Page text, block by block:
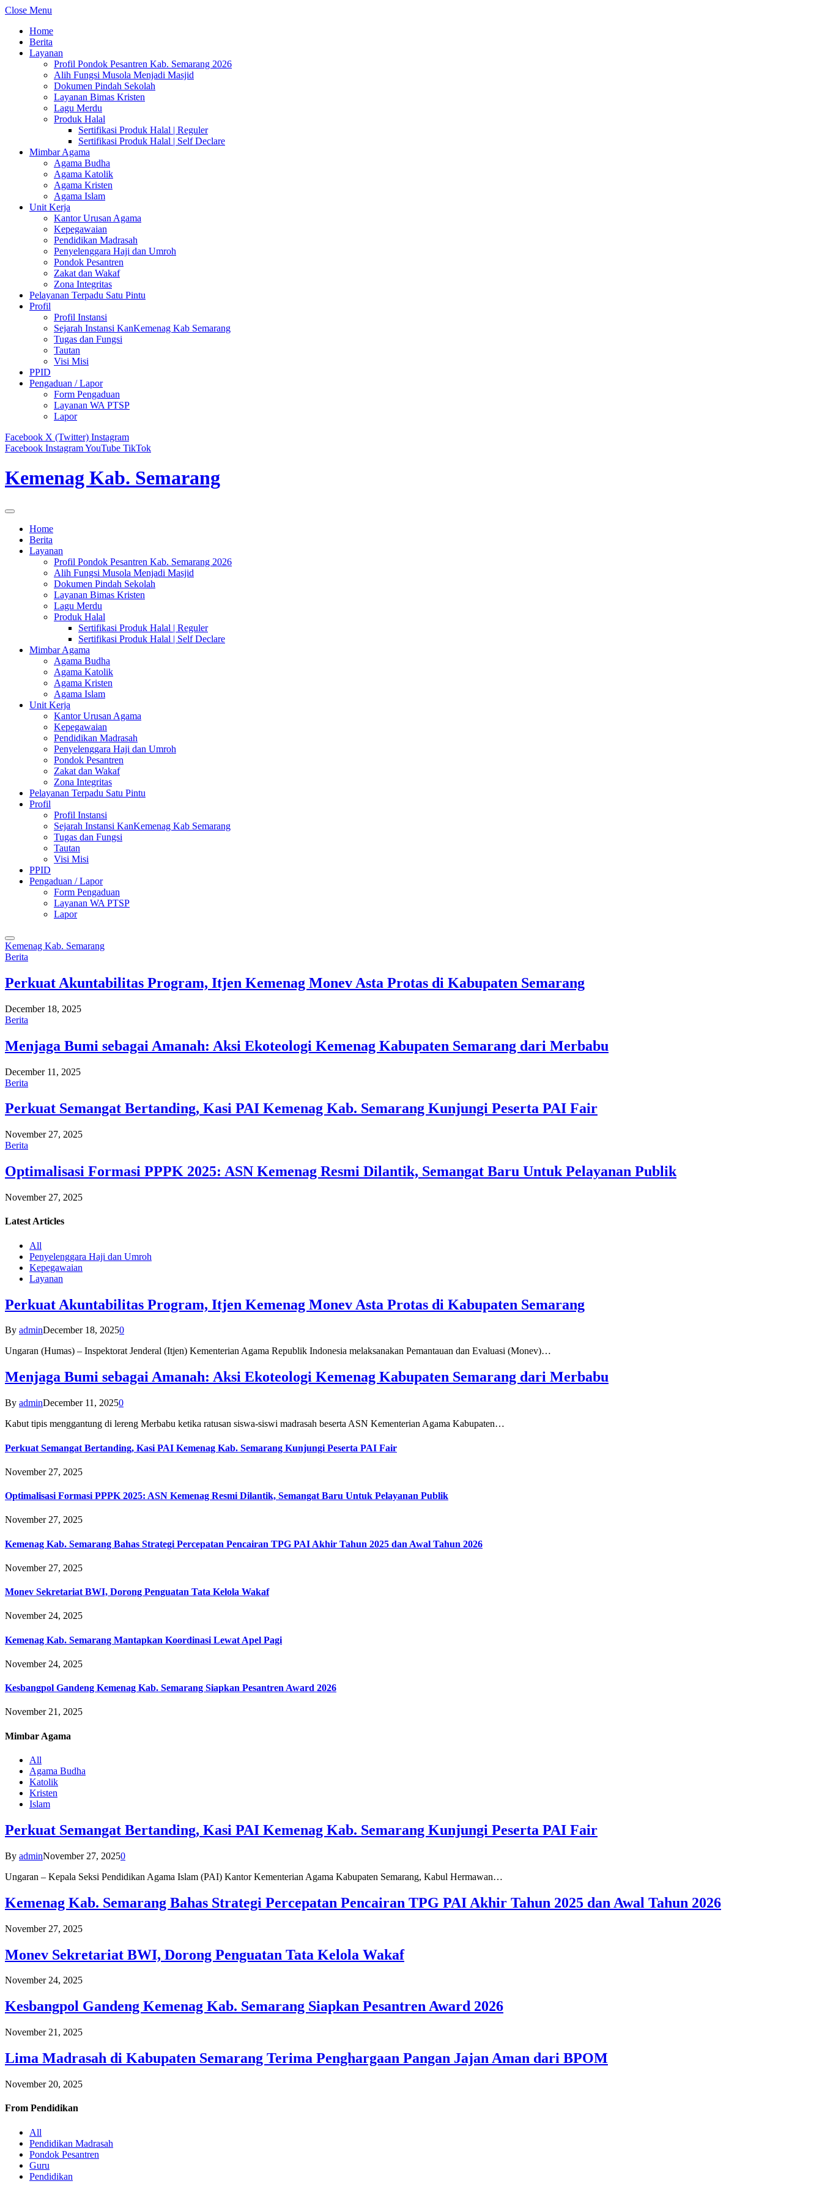
Close Menu
Home
Berita
Layanan
Profil Pondok Pesantren Kab. Semarang 2026
Alih Fungsi Musola Menjadi Masjid
Dokumen Pindah Sekolah
Layanan Bimas Kristen
Lagu Merdu
Produk Halal
Sertifikasi Produk Halal | Reguler
Sertifikasi Produk Halal | Self Declare
Mimbar Agama
Agama Budha
Agama Katolik
Agama Kristen
Agama Islam
Unit Kerja
Kantor Urusan Agama
Kepegawaian
Pendidikan Madrasah
Penyelenggara Haji dan Umroh
Pondok Pesantren
Zakat dan Wakaf
Zona Integritas
Pelayanan Terpadu Satu Pintu
Profil
Profil Instansi
Sejarah Instansi KanKemenag Kab Semarang
Tugas dan Fungsi
Tautan
Visi Misi
PPID
Pengaduan / Lapor
Form Pengaduan
Layanan WA PTSP
Lapor
Facebook X (Twitter) Instagram
Facebook InstagramYouTube TikTok
Kemenag Kab. Semarang
Home
Berita
Layanan
Profil Pondok Pesantren Kab. Semarang 2026
Alih Fungsi Musola Menjadi Masjid
Dokumen Pindah Sekolah
Layanan Bimas Kristen
Lagu Merdu
Produk Halal
Sertifikasi Produk Halal | Reguler
Sertifikasi Produk Halal | Self Declare
Mimbar Agama
Agama Budha
Agama Katolik
Agama Kristen
Agama Islam
Unit Kerja
Kantor Urusan Agama
Kepegawaian
Pendidikan Madrasah
Penyelenggara Haji dan Umroh
Pondok Pesantren
Zakat dan Wakaf
Zona Integritas
Pelayanan Terpadu Satu Pintu
Profil
Profil Instansi
Sejarah Instansi KanKemenag Kab Semarang
Tugas dan Fungsi
Tautan
Visi Misi
PPID
Pengaduan / Lapor
Form Pengaduan
Layanan WA PTSP
Lapor
Kemenag Kab. Semarang
Berita
Perkuat Akuntabilitas Program, Itjen Kemenag Monev Asta Protas di Kabupaten Semarang
December 18, 2025
Berita
Menjaga Bumi sebagai Amanah: Aksi Ekoteologi Kemenag Kabupaten Semarang dari Merbabu
December 11, 2025
Berita
Perkuat Semangat Bertanding, Kasi PAI Kemenag Kab. Semarang Kunjungi Peserta PAI Fair
November 27, 2025
Berita
Optimalisasi Formasi PPPK 2025: ASN Kemenag Resmi Dilantik, Semangat Baru Untuk Pelayanan Publik
November 27, 2025
Latest Articles
All
Penyelenggara Haji dan Umroh
Kepegawaian
Layanan
Perkuat Akuntabilitas Program, Itjen Kemenag Monev Asta Protas di Kabupaten Semarang
By adminDecember 18, 20250
Ungaran (Humas) – Inspektorat Jenderal (Itjen) Kementerian Agama Republik Indonesia melaksanakan Pemantauan dan Evaluasi (Monev)…
Menjaga Bumi sebagai Amanah: Aksi Ekoteologi Kemenag Kabupaten Semarang dari Merbabu
By adminDecember 11, 20250
Kabut tipis menggantung di lereng Merbabu ketika ratusan siswa-siswi madrasah beserta ASN Kementerian Agama Kabupaten…
Perkuat Semangat Bertanding, Kasi PAI Kemenag Kab. Semarang Kunjungi Peserta PAI Fair
November 27, 2025
Optimalisasi Formasi PPPK 2025: ASN Kemenag Resmi Dilantik, Semangat Baru Untuk Pelayanan Publik
November 27, 2025
Kemenag Kab. Semarang Bahas Strategi Percepatan Pencairan TPG PAI Akhir Tahun 2025 dan Awal Tahun 2026
November 27, 2025
Monev Sekretariat BWI, Dorong Penguatan Tata Kelola Wakaf
November 24, 2025
Kemenag Kab. Semarang Mantapkan Koordinasi Lewat Apel Pagi
November 24, 2025
Kesbangpol Gandeng Kemenag Kab. Semarang Siapkan Pesantren Award 2026
November 21, 2025
Mimbar Agama
All
Agama Budha
Katolik
Kristen
Islam
Perkuat Semangat Bertanding, Kasi PAI Kemenag Kab. Semarang Kunjungi Peserta PAI Fair
By adminNovember 27, 20250
Ungaran – Kepala Seksi Pendidikan Agama Islam (PAI) Kantor Kementerian Agama Kabupaten Semarang, Kabul Hermawan…
Kemenag Kab. Semarang Bahas Strategi Percepatan Pencairan TPG PAI Akhir Tahun 2025 dan Awal Tahun 2026
November 27, 2025
Monev Sekretariat BWI, Dorong Penguatan Tata Kelola Wakaf
November 24, 2025
Kesbangpol Gandeng Kemenag Kab. Semarang Siapkan Pesantren Award 2026
November 21, 2025
Lima Madrasah di Kabupaten Semarang Terima Penghargaan Pangan Jajan Aman dari BPOM
November 20, 2025
From Pendidikan
All
Pendidikan Madrasah
Pondok Pesantren
Guru
Pendidikan